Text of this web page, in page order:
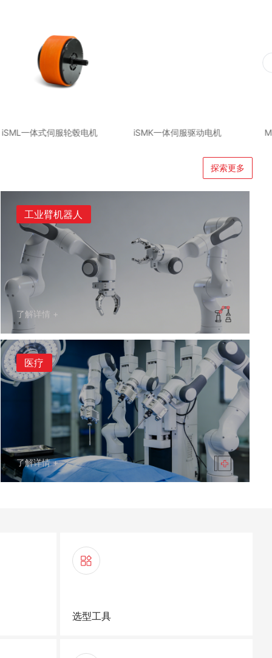
iSMK一体伺服驱动电机 MD一体伺服驱动电机
探索更多
工业臂机器人
了解详情 +
医疗
了解详情 +
选型工具